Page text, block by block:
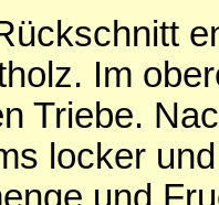
Im
Triebe.
locker
und